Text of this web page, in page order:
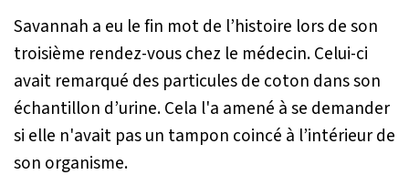
Savannah a eu le fin mot de l’histoire lors de son
troisième rendez-vous chez le médecin. Celui-ci
avait remarqué des particules de coton dans son
échantillon d’urine. Cela l'a amené à se demander
si elle n'avait pas un tampon coincé à l’intérieur de
son organisme.